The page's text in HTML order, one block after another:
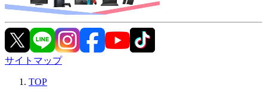
サイトマップ
TOP